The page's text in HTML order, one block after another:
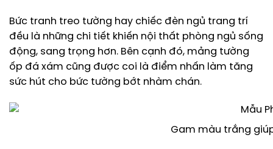
Bức tranh treo tường hay chiếc đèn ngủ trang trí
đều là những chi tiết khiến nội thất phòng ngủ sống
động, sang trọng hơn. Bên cạnh đó, mảng tường
ốp đá xám cũng được coi là điểm nhấn làm tăng
sức hút cho bức tường bớt nhàm chán.
Gam màu trắng